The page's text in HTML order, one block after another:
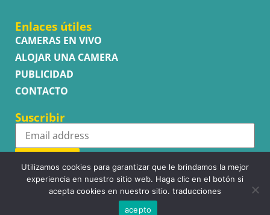
Enlaces útiles
CAMERAS EN VIVO
ALOJAR UNA CAMERA
PUBLICIDAD
CONTACTO
Suscribir
Subscribe
Copyright © WhatsupCams 2016 - 2026. All right reserved.
Utilizamos cookies para garantizar que le brindamos la mejor
experiencia en nuestro sitio web. Haga clic en el botón si
acepta cookies en nuestro sitio. traducciones
acepto